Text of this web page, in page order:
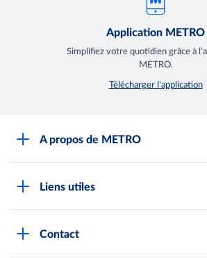
Application METRO
Simplifiez votre quotidien grâce à
METRO.
Télécharger l'application
A propos de METRO
Liens utiles
Contact